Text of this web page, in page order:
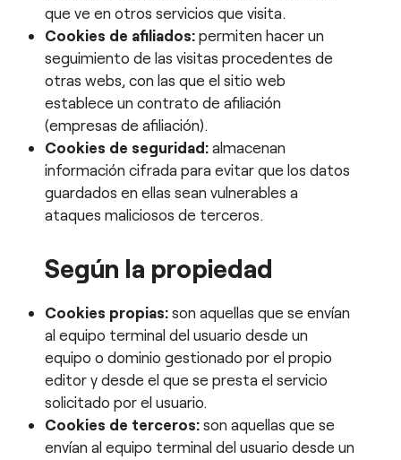
que ve en otros servicios que visita.
Cookies de afiliados: permiten hacer un
seguimiento de las visitas procedentes de
otras webs, con las que el sitio web
establece un contrato de afiliación
(empresas de afiliación).
Cookies de seguridad: almacenan
información cifrada para evitar que los datos
guardados en ellas sean vulnerables a
ataques maliciosos de terceros.
Según la propiedad
Cookies propias: son aquellas que se envían
al equipo terminal del usuario desde un
equipo o dominio gestionado por el propio
editor y desde el que se presta el servicio
solicitado por el usuario.
Cookies de terceros: son aquellas que se
envían al equipo terminal del usuario desde un